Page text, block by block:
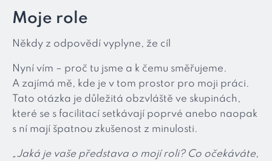
Moje role
Někdy z odpovědí vyplyne, že cíl
Nyní vím – proč tu jsme a k čemu směřujeme.
A zajímá mě, kde je v tom prostor pro moji práci.
Tato otázka je důležitá obzvláště ve skupinách,
které se s facilitací setkávají poprvé anebo naopak
s ní mají špatnou zkušenost z minulosti.
„Jaká je vaše představa o mojí roli? Co očekáváte,